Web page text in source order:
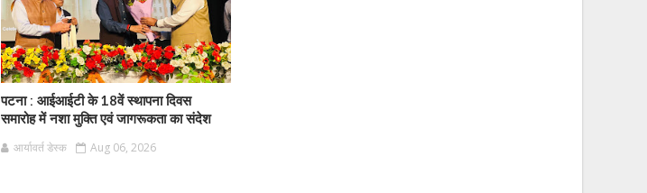
पटना : आईआईटी के 18वें स्थापना दिवस
समारोह में नशा मुक्ति एवं जागरूकता का संदेश
आर्यावर्त डेस्क Aug 06, 2026